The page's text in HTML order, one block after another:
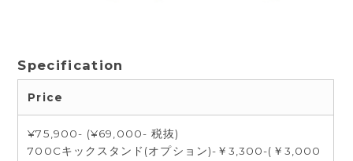
Specification
Price
¥75,900- (¥69,000- 税抜)
700Cキックスタンド(オプション)-￥3,300-(￥3,000